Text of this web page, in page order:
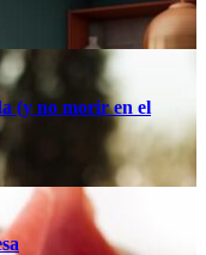
(y no morir en el